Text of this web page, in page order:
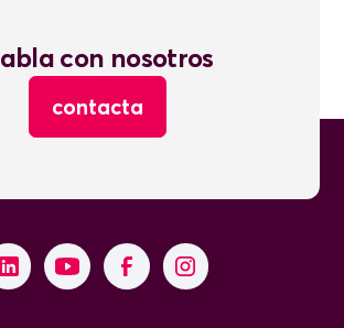
con nosotros
contacta